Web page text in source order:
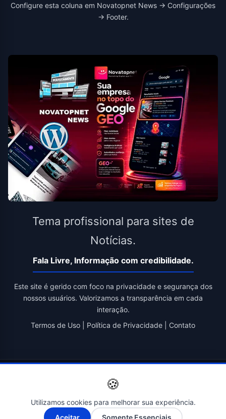
Configure esta coluna em Novatopnet News → Configurações
→ Footer.
Tema profissional para sites de
Notícias.
Fala Livre, Informação com credibilidade.
Este site é gerido com foco na privacidade e segurança dos
nossos usuários. Valorizamos a transparência em cada
interação.
Termos de Uso
Política de Privacidade Contato
Novatopnet
A- A+
🍪
Utilizamos cookies para melhorar sua experiência.
Aceitar
Somente Essenciais